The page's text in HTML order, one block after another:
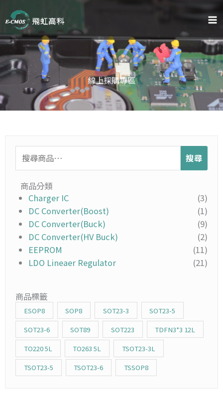
主
要
容
線上採購專區
尋
關
鍵
字:
搜尋
商品分類
Charger IC
(3)
DC Converter(Boost)
(1)
DC Converter(Buck)
(9)
DC Converter(HV Buck)
(2)
EEPROM
(11)
LDO Lineaer Regulator
(21)
商品標籤
ESOP8 SOP8 SOT23-3 SOT23-5
SOT23-6 SOT89 SOT223 TDFN3*3 12L
TO220 5L TO263 5L TSOT23-3L
TSOT23-5 TSOT23-6 TSSOP8